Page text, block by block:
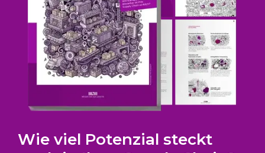
Wie viel Potenzial steckt